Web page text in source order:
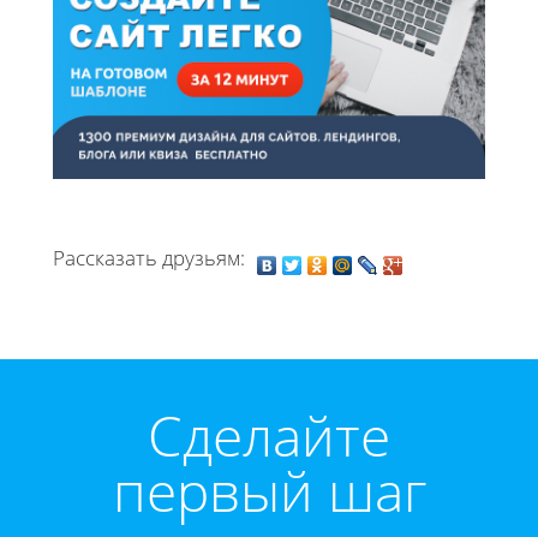
Рассказать друзьям:
Cделайте
первый шаг